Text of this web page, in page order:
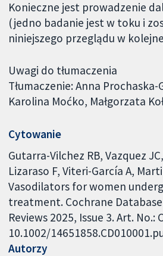
Konieczne jest prowadzenie
(jedno badanie jest w toku i
niniejszego przeglądu w
Uwagi do tłumaczenia
Tłumaczenie: Anna
Karolina Moćko, Małgorzata
Cytowanie
Gutarra-Vilchez RB, Vazquez
Lizaraso F, Viteri-García A,
Vasodilators for women
treatment. Cochrane
Reviews 2025, Issue 3. Art. No.:
10.1002/
Autorzy